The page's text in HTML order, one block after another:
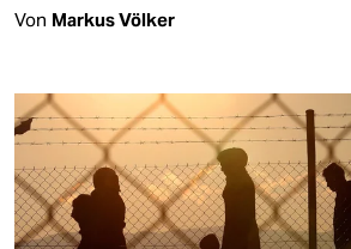
Von Markus Völker